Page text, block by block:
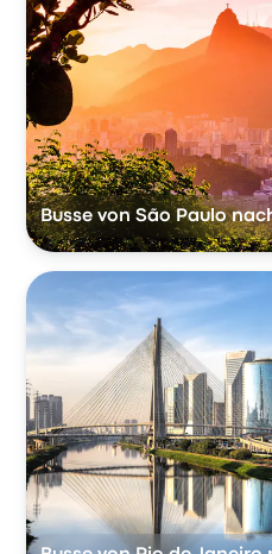
Busse von São Paulo